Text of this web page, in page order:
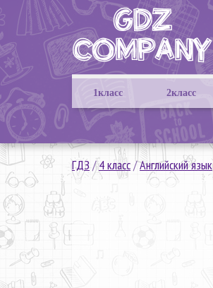
1класс 2класс
ГДЗ /4 класс/Английский язык